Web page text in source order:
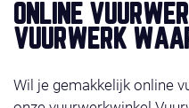
lange wachtrijen en
profiteer van super-
vuurwerk ligt klaar op
29, 30 of 31 december
de winkel, check dan
ONLINE
VUURWERK
Wil je gemakkelijk online